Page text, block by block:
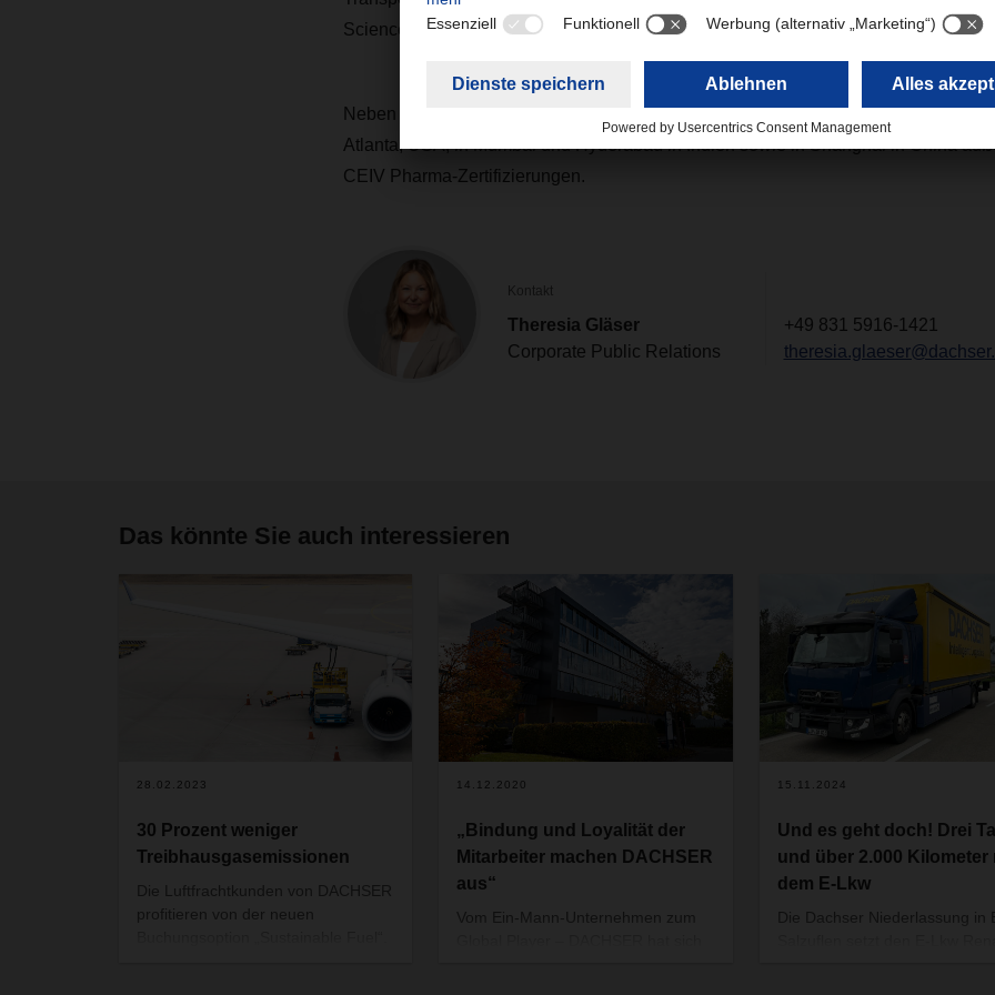
Science and Healthcare Logistics bei DACHSER.
Neben der GDP-Compliance-Zertifizierung verfügt DACHSER für seine Standorte
Atlanta, USA, in Mumbai und Hyderabad in Indien sowie in Shanghai in China
CEIV Pharma-Zertifizierungen.
Kontakt
Theresia Gläser
Corporate Public Relations
+49 831 5916-1421
Das könnte Sie auch interessieren
28.02.2023
30 Prozent weniger
Treibhausgasemissionen
Die Luftfrachtkunden von DACHSER
profitieren von der neuen
14.12.2020
„Bindung und Loyalität der
Mitarbeiter machen DACHSER
aus“
Vom Ein-Mann-Unternehmen zum
15.11.2024
Und es geht doch! Drei
und über 2.000 Kilometer
dem E-Lkw
Die Dachser Niederlassung in